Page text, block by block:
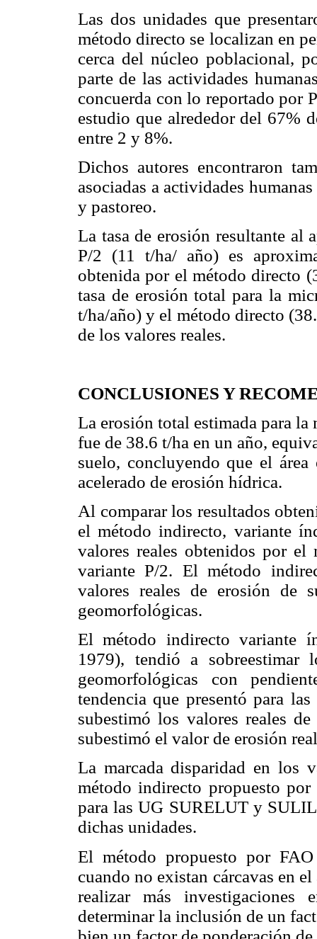
Las dos unidades que
método directo se localizan en
cerca del núcleo poblacional,
parte de las actividades
concuerda con lo reportado por
estudio que alrededor del 67%
entre 2 y 8%.
Dichos autores encontraron
asociadas a actividades
y pastoreo.
La tasa de erosión resultante al
P/2 (11 t/ha/ año) es
obtenida por el método directo
tasa de erosión total para la
t/ha/año) y el método directo
de los valores reales.
CONCLUSIONES Y
La erosión total estimada para
fue de 38.6 t/ha en un año,
suelo, concluyendo que el
acelerado de erosión hídrica.
Al comparar los resultados
el método indirecto, variante
valores reales obtenidos por
variante P/2. El método
valores reales de erosión de
geomorfológicas.
El método indirecto variante
1979), tendió a sobreestimar
geomorfológicas con
tendencia que presentó para
subestimó los valores reales
subestimó el valor de erosión
La marcada disparidad en los
método indirecto propuesto
para las UG SURELUT y
dichas unidades.
El método propuesto por
cuando no existan cárcavas en
realizar más investigaciones
determinar la inclusión de un